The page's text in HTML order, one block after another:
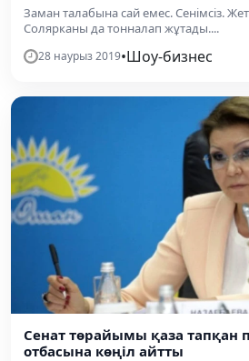
Заман талабына сай емес. Сенімсіз.
Солярканы да тонналап жұтады....
28 наурыз 2019•Шоу-бизнес
Сенат төрайымы қаза тапқан
отбасына көңіл айтты